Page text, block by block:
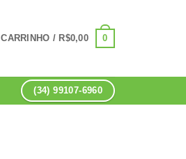
CARRINHO / R$0,00 0
(34) 99107-6960